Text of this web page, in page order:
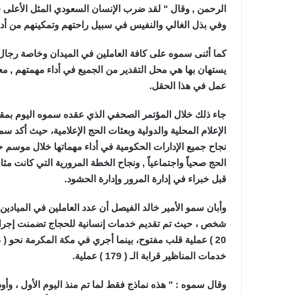
الرحمن , وقال " لقد ضرب الإنسان السعودي المثل
وفي بذل الغالي والنفيس في سبيل راحتهم وتمكينهم من
كما أثنى سموه على كافة العاملين في الميدان وخاصة رجال
يستهان بها هي محل التقدير من الجميع في أداء مهمتهم ,
عمل في هذا الحقل.
جاء ذلك خلال المؤتمر الصحفي الذي عقده سموه اليوم
الإعلام المحلية والدولية وبعثات الحج الإعلامية، حيث أكد
نجاح جميع الإدارات الحكومية في أداء مهماتها خلال
الحج صحياً واجتماعياً , ونجاح الخطة المرورية التي كانت
قبل خبراء في إدارة المرور وإدارة الحشود.
خدمات المناظير قرابة الـ ( 179 ) عملية.
وقال سموه : " هذه نماذج فقط لما تم منذ اليوم الأول ،